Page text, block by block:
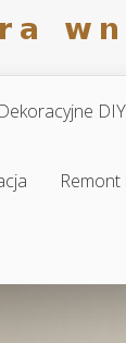
Dekoracyjne